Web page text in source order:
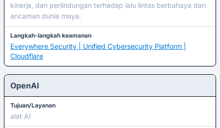
kinerja, dan perlindungan terhadap lalu lintas berbahaya dan
ancaman dunia maya.
Langkah-langkah keamanan
Everywhere Security | Unified Cybersecurity Platform |
Cloudflare
OpenAI
Tujuan/Layanan
alat AI